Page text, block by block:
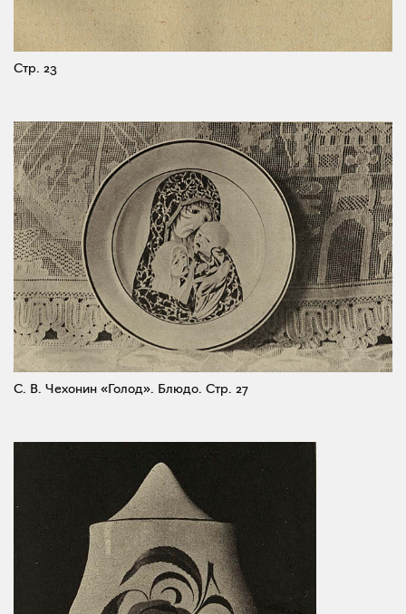
Стр. 23
С. В. Чехонин «Голод». Блюдо. Стр. 27